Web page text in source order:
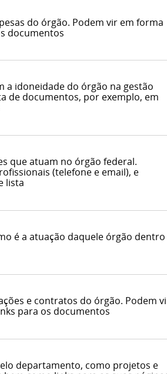
do órgão. Podem vir em forma
documentos
a idoneidade do órgão na gestão
de documentos, por exemplo, em
que atuam no órgão federal.
(telefone e email), e
lista
é a atuação daquele órgão dentro
e contratos do órgão. Podem
para os documentos
departamento, como projetos e